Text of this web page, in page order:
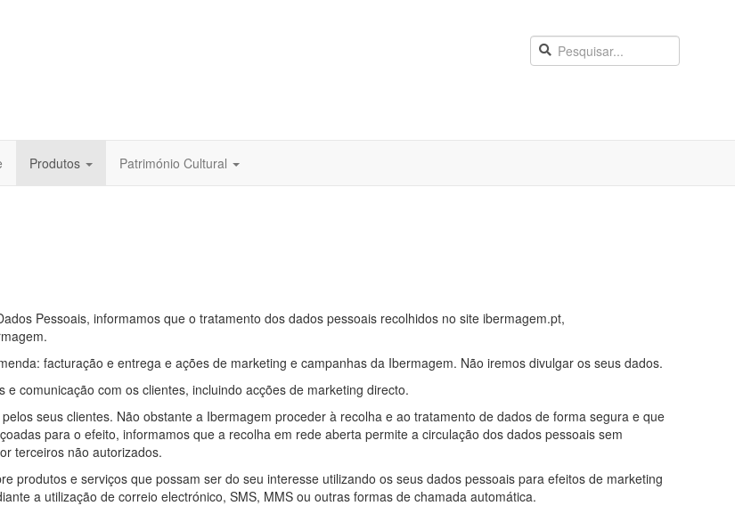
Produtos Património Cultural
Pessoais, informamos que o tratamento dos dados pessoais recolhidos no site ibermagem.pt,
facturação e entrega e ações de marketing e campanhas da Ibermagem. Não iremos divulgar os seus dados.
comunicação com os clientes, incluindo acções de marketing directo.
seus clientes. Não obstante a Ibermagem proceder à recolha e ao tratamento de dados de forma segura e que
para o efeito, informamos que a recolha em rede aberta permite a circulação dos dados pessoais sem
terceiros não autorizados.
produtos e serviços que possam ser do seu interesse utilizando os seus dados pessoais para efeitos de marketing
a utilização de correio electrónico, SMS, MMS ou outras formas de chamada automática.